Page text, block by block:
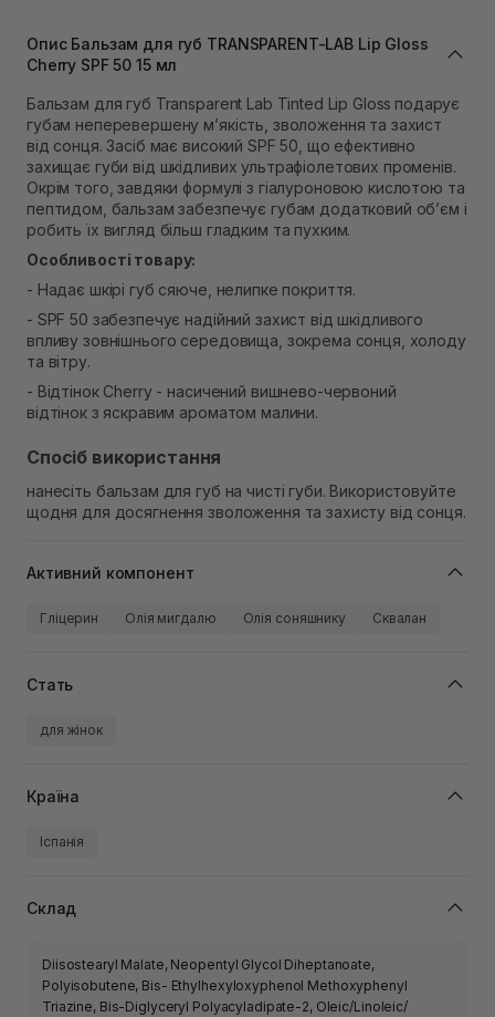
Самовивіз м. Львів, вул. Степана Бандери 45
Самовивіз м. Рівне, вул. 16-го Липня, 15
В наявності
Самовивіз м. Рівне, вул. Кулика і Гудачека 23 (ТЦ
Екватор)
Немає в наявності!
Опис Бальзам для губ TRANSPARENT-LAB Lip Gloss
Cherry SPF 50 15 мл
Бальзам для губ Transparent Lab Tinted Lip Gloss подарує
губам неперевершену м’якість, зволоження та захист
від сонця. Засіб має високий SPF 50, що ефективно
захищає губи від шкідливих ультрафіолетових променів.
Окрім того, завдяки формулі з гіалуроновою кислотою та
пептидом, бальзам забезпечує губам додатковий об’єм і
робить їх вигляд більш гладким та пухким.
Особливості товару:
- Надає шкірі губ сяюче, нелипке покриття.
- SPF 50 забезпечує надійний захист від шкідливого
впливу зовнішнього середовища, зокрема сонця, холоду
та вітру.
- Відтінок Cherry - насичений вишнево-червоний
відтінок з яскравим ароматом малини.
Спосіб використання
нанесіть бальзам для губ на чисті губи. Використовуйте
щодня для досягнення зволоження та захисту від сонця.
Активний компонент
Гліцерин Олія мигдалю Олія соняшнику Сквалан
Стать
для жінок
Країна
Іспанія
Склад
Diisostearyl Malate, Neopentyl Glycol Diheptanoate,
Polyisobutene, Bis- Ethylhexyloxyphenol Methoxyphenyl
Triazine, Bis-Diglyceryl Polyacyladipate-2, Oleic/Linoleic/